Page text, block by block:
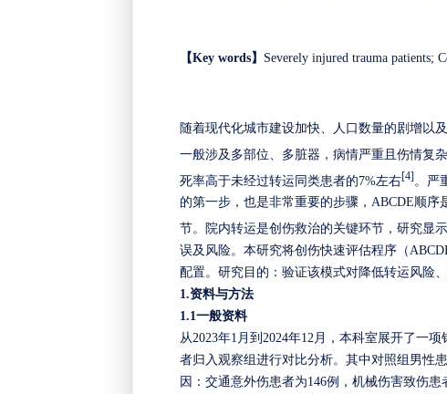
【Key words】 Severely injured trauma patients;
随着现代化城市建设加快、人口数量的剧增以
一般涉及多部位、多脏器，病情严重且伤情复
死率高于未经过转运同类患者的7%左右[4] 。严
的第一步，也是非常重要的步骤， ABCDE顺序
节。院内转运是创伤救治的关键环节，研究显
误及风险。本研究将创伤快速评估程序（
配置。研究目的：验证该模式对降低转运风险
1.资料与方法
1.1 一般资料
从 2023年1月到2024年12月 ，本科室展开了一项
者归入观察组进行对比分析。其中对照组男性
因：交通意外伤患者为146例，机械伤害致伤